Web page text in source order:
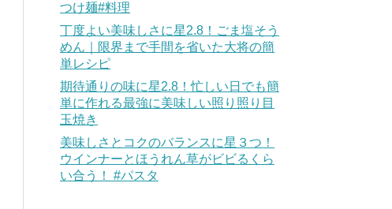
つけ麺#料理
丁度よい美味しさに星2.8！ごま塩そう
めん｜限界まで手間を省いた大将の簡
単レシピ
期待通りの味に星2.8！忙しい日でも簡
単に作れる最強に美味しい照り照り目
玉焼き
美味しさとコクのバランスに星３つ！
ウインナーとほうれん草がビビるくら
い合う！ #パスタ